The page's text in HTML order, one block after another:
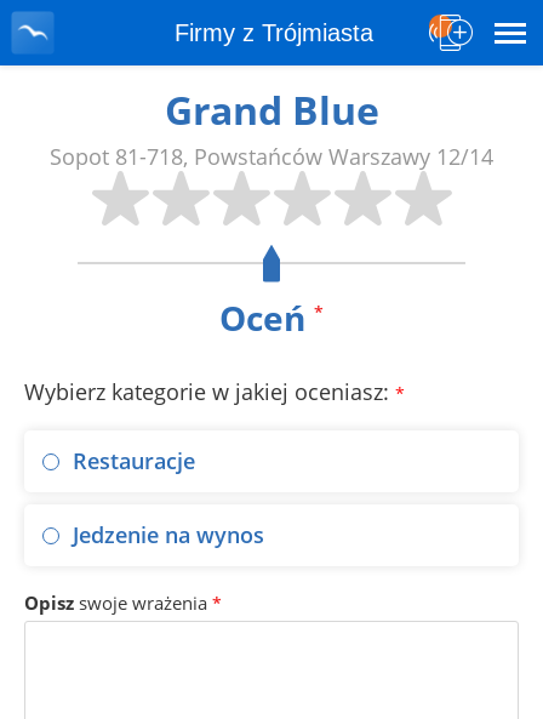
Firmy z Trójmiasta
Grand Blue
Sopot 81-718, Powstańców Warszawy 12/14
Oceń *
Wybierz kategorie w jakiej oceniasz: *
Restauracje
Jedzenie na wynos
Opisz swoje wrażenia *